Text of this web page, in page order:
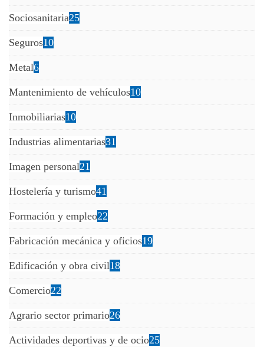
Sociosanitaria25
Seguros10
Metal6
Mantenimiento de vehículos10
Inmobiliarias10
Industrias alimentarias31
Imagen personal21
Hostelería y turismo41
Formación y empleo22
Fabricación mecánica y oficios19
Edificación y obra civil18
Comercio22
Agrario sector primario26
Actividades deportivas y de ocio25